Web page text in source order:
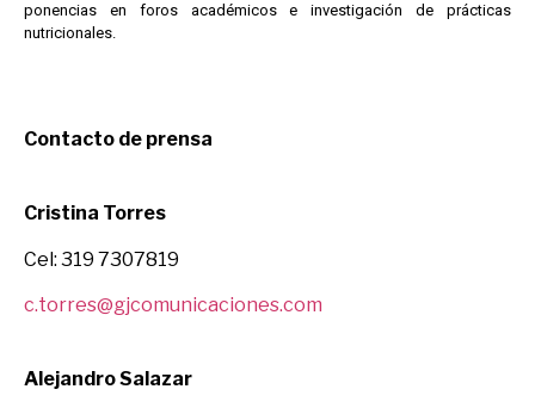
ponencias en foros académicos e investigación de prácticas
nutricionales.
Contacto de prensa
Cristina Torres
Cel: 319 7307819
c.torres@gjcomunicaciones.com
Alejandro Salazar